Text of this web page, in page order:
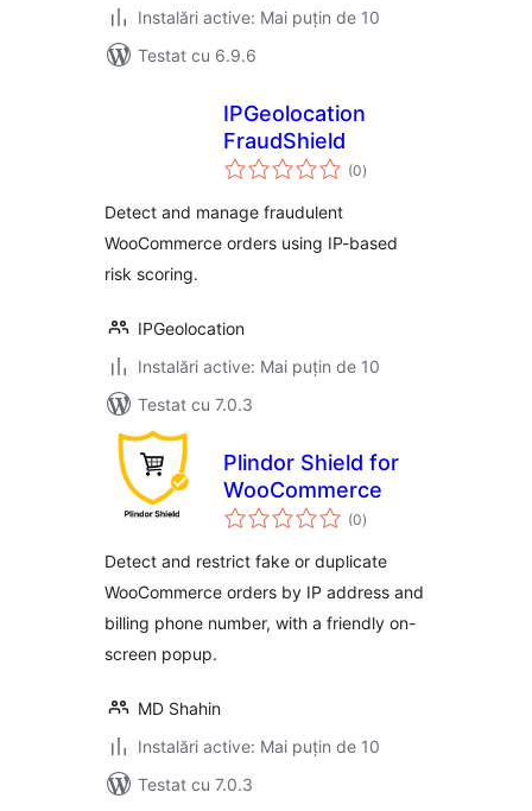
Instalări active: Mai puțin de 10
Testat cu 6.9.6
IPGeolocation
FraudShield
(0total
aprecieri
)
Detect and manage fraudulent
WooCommerce orders using IP-based
risk scoring.
IPGeolocation
Instalări active: Mai puțin de 10
Testat cu 7.0.3
Plindor Shield for
WooCommerce
(0total
aprecieri
)
Detect and restrict fake or duplicate
WooCommerce orders by IP address and
billing phone number, with a friendly on-
screen popup.
MD Shahin
Instalări active: Mai puțin de 10
Testat cu 7.0.3